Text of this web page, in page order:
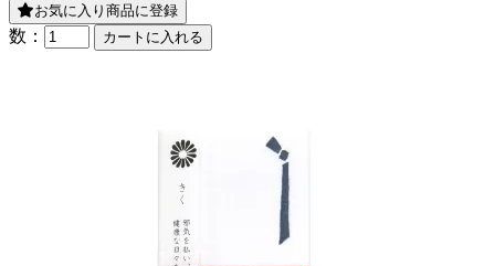
お気に入り商品に登録
数：